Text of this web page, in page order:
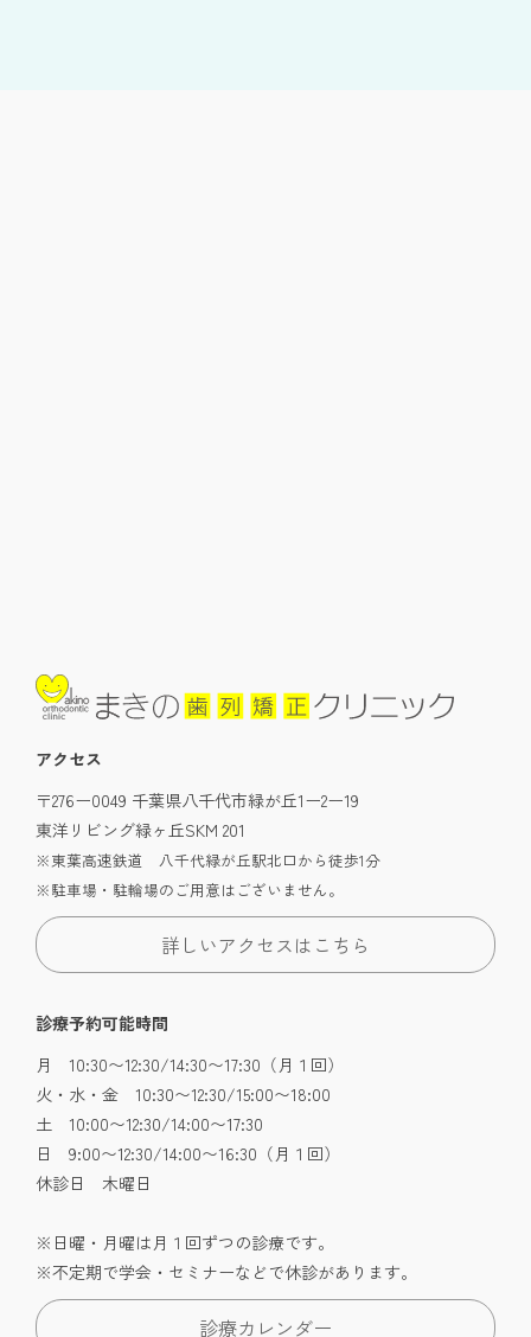
アクセス
〒276ー0049 千葉県八千代市緑が丘1ー2ー19
東洋リビング緑ヶ丘SKM 201
※東葉高速鉄道 八千代緑が丘駅北口から徒歩1分
※駐車場・駐輪場のご用意はございません。
詳しいアクセスはこちら
診療予約可能時間
月 10:30〜12:30/14:30〜17:30（月１回）
火・水・金 10:30〜12:30/15:00〜18:00
土 10:00〜12:30/14:00〜17:30
日 9:00〜12:30/14:00〜16:30（月１回）
休診日 木曜日
※日曜・月曜は月１回ずつの診療です。
※不定期で学会・セミナーなどで休診があります。
診療カレンダー